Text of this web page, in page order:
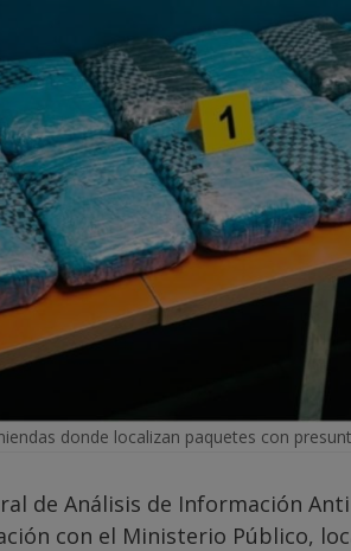
donde localizan paquetes con
de Análisis de Información
con el Ministerio Público,